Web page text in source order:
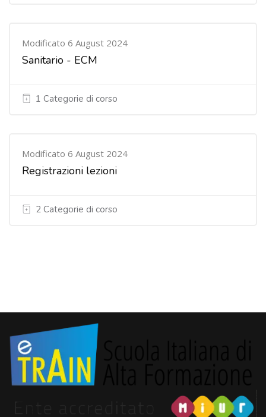
Modificato 6 August 2024
Sanitario - ECM
1 Categorie di corso
Modificato 6 August 2024
Registrazioni lezioni
2 Categorie di corso